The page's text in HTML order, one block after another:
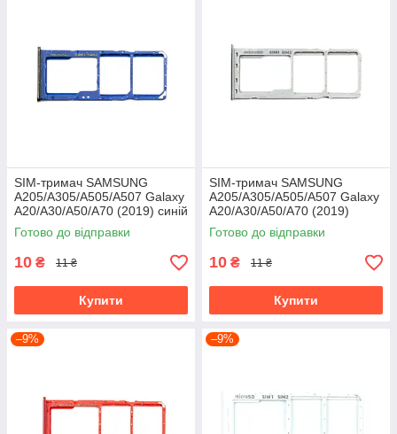
SIM-тримач SAMSUNG
A205/A305/A505/A507 Galaxy
A20/A30/A50/A70 (2019) синій
Готово до відправки
10 ₴ 11 ₴
Купити
SIM-тримач SAMSUNG
A205/A305/A505/A507 Galaxy
A20/A30/A50/A70 (2019)
сріблястий
Готово до відправки
10 ₴ 11 ₴
Купити
–9% –9%